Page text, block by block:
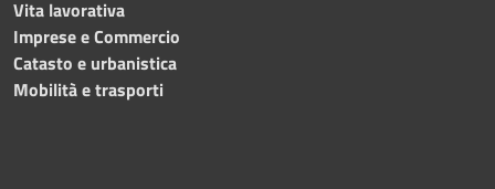
Vita lavorativa
Imprese e Commercio
Catasto e urbanistica
Mobilità e trasporti